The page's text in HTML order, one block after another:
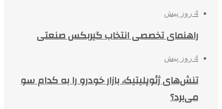
4 روز پیش
راهنمای تخصصی انتخاب گیربکس صنعتی
4 روز پیش
تنش‌های ژئوپلیتیک، بازار خودرو را به کدام سو
می‌برد؟